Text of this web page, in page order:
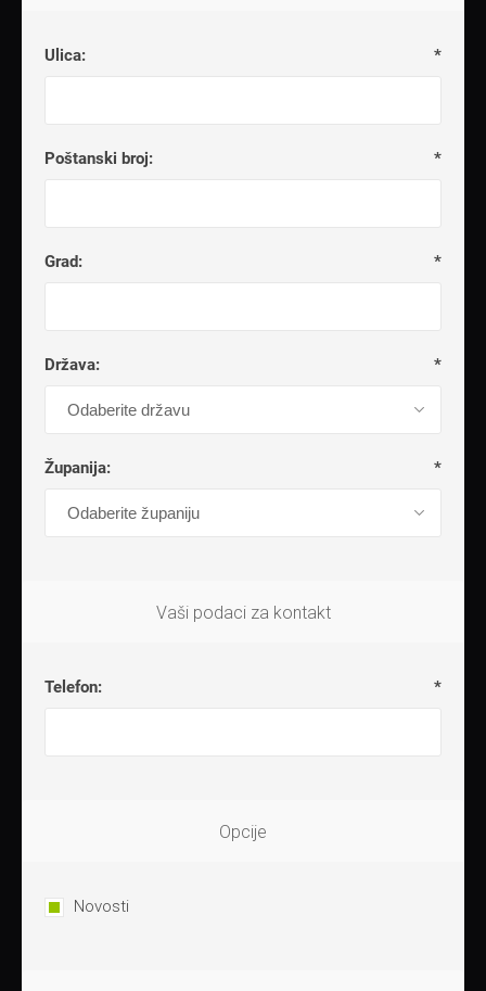
Ulica: *
Poštanski broj: *
Grad: *
Država: *
Županija: *
Vaši podaci za kontakt
Telefon: *
Opcije
Novosti